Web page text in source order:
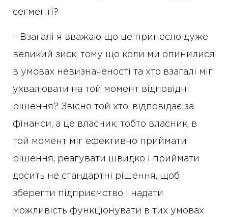
сегменті?
– Взагалі я вважаю що це принесло дуже
великий зиск, тому що коли ми опинилися
в умовах невизначеності та хто взагалі міг
ухвалювати на той момент відповідні
рішення? Звісно той хто, відповідає за
фінанси, а це власник, тобто власник, в
той момент міг ефективно приймати
рішення, реагувати швидко і приймати
досить не стандартні рішення, щоб
зберегти підприємство і надати
можливість функціонувати в тих умовах